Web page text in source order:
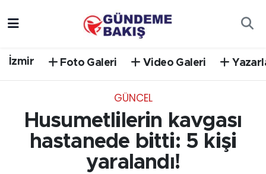
İzmir Foto Galeri Video Galeri
GÜNCEL
Husumetlilerin kavgası
hastanede bitti: 5 kişi
yaralandı!
EGE
Süper Lig Puan Durumu ve Fikstür
Tüm Manşetler